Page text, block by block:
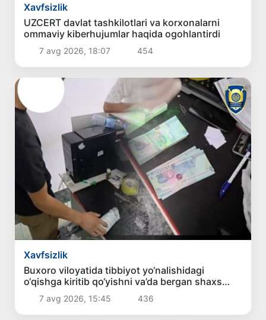
Xavfsizlik
UZCERT davlat tashkilotlari va korxonalarni
ommaviy kiberhujumlar haqida ogohlantirdi
7 avg 2026, 18:07 454
Xavfsizlik
Buxoro viloyatida tibbiyot yo‘nalishidagi
o‘qishga kiritib qo‘yishni va’da bergan shaxs
ushlandi
7 avg 2026, 15:45 436